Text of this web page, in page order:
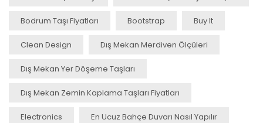
Bodrum Taşı Fiyatları Bootstrap Buy It
Clean Design Dış Mekan Merdiven Ölçüleri
Dış Mekan Yer Döşeme Taşları
Dış Mekan Zemin Kaplama Taşları Fiyatları
Electronics En Ucuz Bahçe Duvarı Nasıl Yapılır